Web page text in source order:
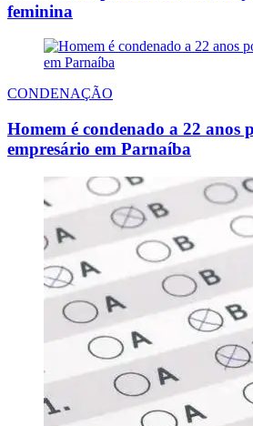
feminina
CONDENAÇÃO
Homem é condenado a 22 anos
empresário em Parnaíba